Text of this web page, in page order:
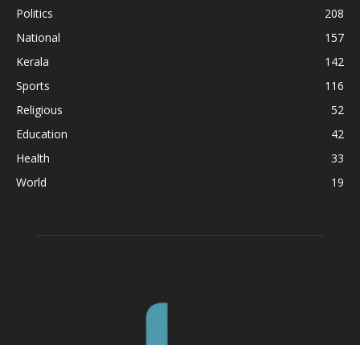
Politics
208
National
157
Kerala
142
Sports
116
Religious
52
Education
42
Health
33
World
19